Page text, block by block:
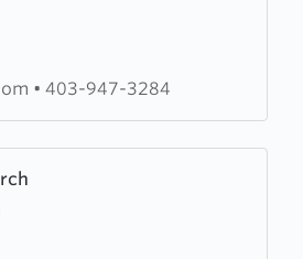
• 403-947-3284